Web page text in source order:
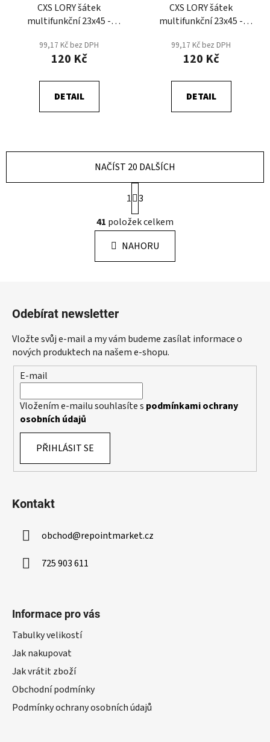
CXS LORY šátek
multifunkční 23x45 -
99,17 Kč bez DPH
120 Kč
DETAIL
CXS LORY šátek
multifunkční 23x45 -
99,17 Kč bez DPH
120 Kč
DETAIL
O
v
á
d
v
k
v
ý
p
NAČÍST 20 DALŠÍCH
S
t
r
á
n
k
1 3
41 položek celkem
NAHORU
Odebírat newsletter
Vložte svůj e-mail a my vám budeme zasílat informace o
nových produktech na našem e-shopu.
E-mail
Vložením e-mailu souhlasíte s podmínkami ochrany
osobních údajů
PŘIHLÁSIT SE
Kontakt
obchod@repointmarket.cz
725 903 611
Informace pro vás
Tabulky velikostí
Jak nakupovat
Jak vrátit zboží
Obchodní podmínky
Podmínky ochrany osobních údajů